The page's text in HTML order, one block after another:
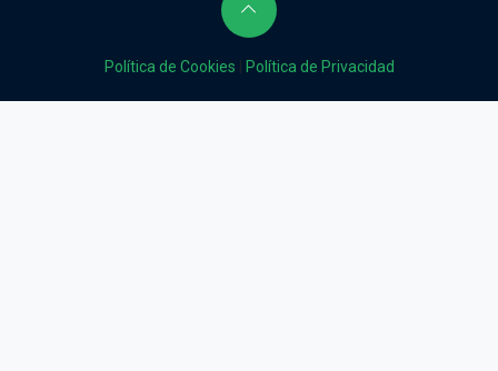
Política de Cookies Política de Privacidad